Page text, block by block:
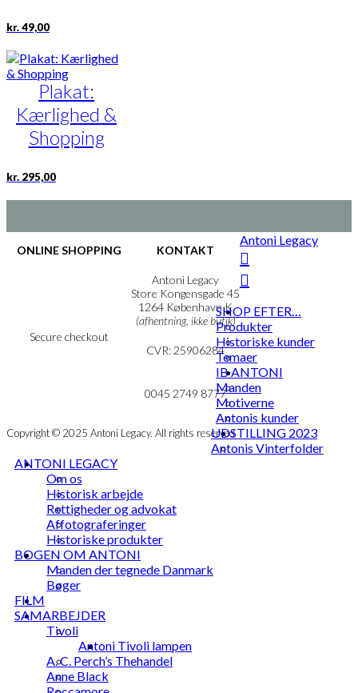
kr.49,00
Plakat:
Kærlighed &
Shopping
kr. 295,00Dette
vare
har
varianter.
Mulighederne
ONLINE SHOPPING
Secure checkout
KONTAKT
Antoni Legacy
Store Kongensgade 45
1264 København K
(afhentning, ikke butik)
CVR: 25906284
mail@ibantoni.com
0045 2749 8777
Copyright © 2025 Antoni Legacy. All rights reserved
Antoni Legacy
SHOP EFTER…
Produkter
Historiske kunder
Temaer
IB ANTONI
Manden
Motiverne
Antonis kunder
UDSTILLING 2023
Antonis Vinterfolder
ANTONI LEGACY
Om os
Historisk arbejde
Rettigheder og advokat
Affotograferinger
Historiske produkter
BOGEN OM ANTONI
Manden der tegnede Danmark
Bøger
FILM
SAMARBEJDER
Tivoli
Antoni Tivoli lampen
A. C. Perch’s Thehandel
Anne Black